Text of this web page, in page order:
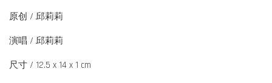
原创 / 邱莉莉
演唱 / 邱莉莉
尺寸 / 12.5 x 14 x 1 cm